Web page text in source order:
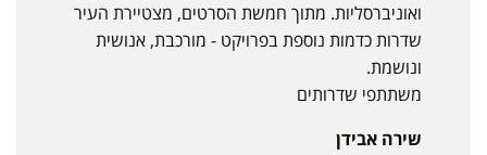
ואוניברסליות. מתוך חמשת הסרטים, מצטיירת העיר
שדרות כדמות נוספת בפרויקט - מורכבת, אנושית
ונושמת.
משתתפי שדרותים
שירה אבידן